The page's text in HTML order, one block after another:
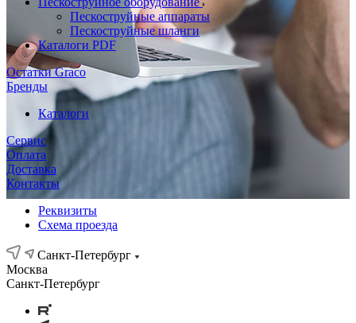
Пескоструйные аппараты
Пескоструйные шланги
Каталоги PDF
Остатки Graco
Бренды
Каталоги
Сервис
Оплата
Доставка
Контакты
Реквизиты
Схема проезда
Санкт-Петербург
Москва
Санкт-Петербург